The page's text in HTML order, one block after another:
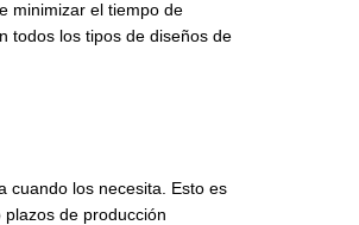
minimizar el tiempo de
todos los tipos de diseños de
cuando los necesita. Esto es
de producción